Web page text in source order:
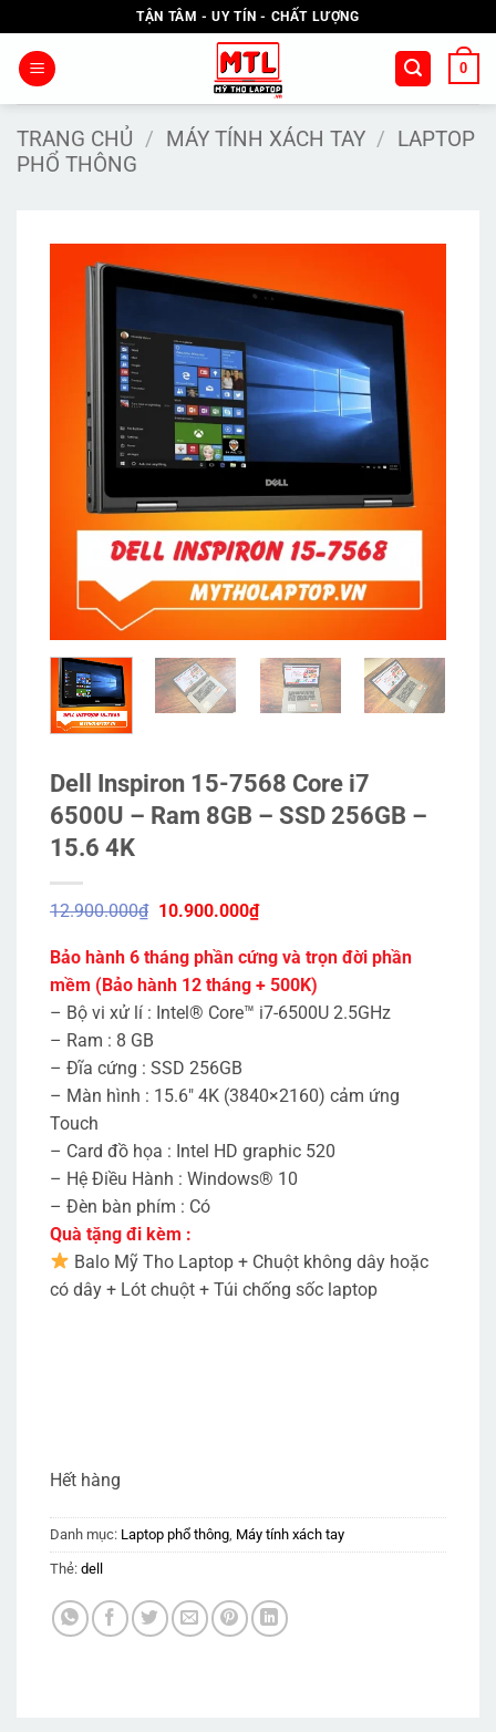
qua
nội
TẬN TÂM - UY TÍN - CHẤT LƯỢNG
0
TRANG CHỦ / MÁY TÍNH XÁCH TAY / LAPTOP
PHỔ THÔNG
Dell Inspiron 15-7568 Core i7
6500U – Ram 8GB – SSD 256GB –
15.6 4K
12.900.000₫ Giá
là:
12.900.000₫.
10.900.000₫Giá
hiện
là:
10.900.000₫.
Bảo hành 6 tháng phần cứng và trọn đời phần
mềm (Bảo hành 12 tháng + 500K)
– Bộ vi xử lí : Intel® Core™ i7-6500U 2.5GHz
– Ram : 8 GB
– Đĩa cứng : SSD 256GB
– Màn hình : 15.6″ 4K (3840×2160) cảm ứng
Touch
– Card đồ họa : Intel HD graphic 520
– Hệ Điều Hành : Windows® 10
– Đèn bàn phím : Có
Quà tặng đi kèm :
Balo Mỹ Tho Laptop + Chuột không dây hoặc
có dây + Lót chuột + Túi chống sốc laptop
Hết hàng
Danh mục: Laptop phổ thông Máy tính xách tay
Thẻ: dell